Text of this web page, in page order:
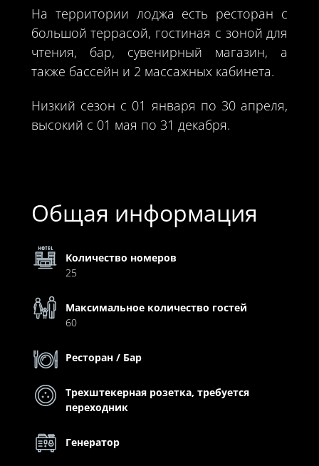
На территории лоджа есть ресторан с
большой террасой, гостиная с зоной для
чтения, бар, сувенирный магазин, а
также бассейн и 2 массажных кабинета.
Низкий сезон с 01 января по 30 апреля,
высокий с 01 мая по 31 декабря.
Общая информация
Количество номеров
25
Максимальное количество гостей
60
Ресторан / Бар
Трехштекерная розетка, требуется
переходник
Генератор